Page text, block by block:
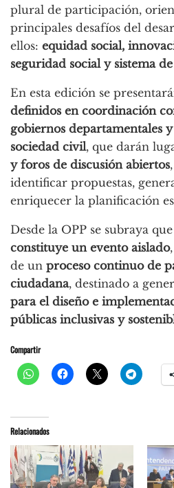
plural de participación,
principales desafíos del
ellos: equidad social,
seguridad social y sistema
En esta edición se
definidos en coordinación
gobiernos departamentales
sociedad civil, que darán
y foros de discusión abiertos
identificar propuestas,
enriquecer la planificación
Desde la OPP se subraya
constituye un evento aislado
de un proceso continuo de
ciudadana, destinado a
para el diseño e
públicas inclusivas y
Compartir
Relacionados